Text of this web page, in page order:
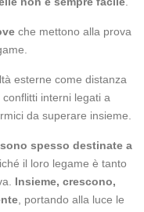
che mettono alla prova
esterne come distanza
interni legati a
da superare insieme.
spesso destinate a
il loro legame è tanto
Insieme, crescono,
, portando alla luce le